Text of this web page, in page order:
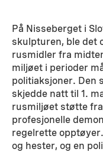
På Nisseberget i
skulpturen, ble det
rusmidler fra
miljøet i perioder
politiaksjoner. Den
skjedde natt til 1.
rusmiljøet støtte
profesjonelle
regelrette
og hester, og en